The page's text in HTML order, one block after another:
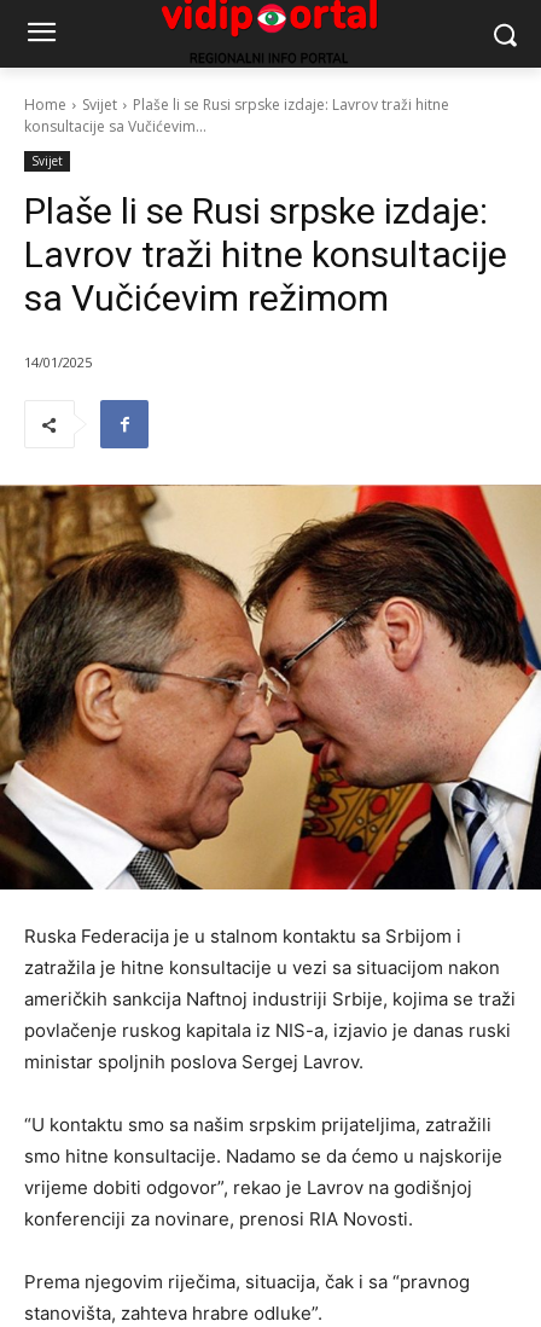
Home Svijet
Plaše li se Rusi srpske izdaje: Lavrov traži hitne
konsultacije sa Vučićevim...
Svijet
Plaše li se Rusi srpske izdaje:
Lavrov traži hitne konsultacije
sa Vučićevim režimom
14/01/2025
Ruska Federacija je u stalnom kontaktu sa Srbijom i
zatražila je hitne konsultacije u vezi sa situacijom nakon
američkih sankcija Naftnoj industriji Srbije, kojima se traži
povlačenje ruskog kapitala iz NIS-a, izjavio je danas ruski
ministar spoljnih poslova Sergej Lavrov.
“U kontaktu smo sa našim srpskim prijateljima, zatražili
smo hitne konsultacije. Nadamo se da ćemo u najskorije
vrijeme dobiti odgovor”, rekao je Lavrov na godišnjoj
konferenciji za novinare, prenosi RIA Novosti.
Prema njegovim riječima, situacija, čak i sa “pravnog
stanovišta, zahteva hrabre odluke”.